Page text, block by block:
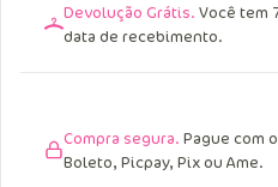
Devolução Grátis. Você tem
data de recebimento.
Compra segura. Pague com
Boleto, Picpay, Pix ou Ame.